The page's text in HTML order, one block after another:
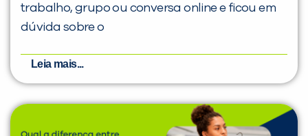
trabalho, grupo ou conversa online e ficou em
dúvida sobre o
Leia mais...